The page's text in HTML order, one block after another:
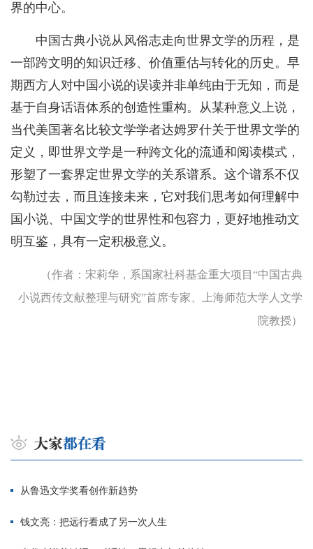
界的中心。
中国古典小说从风俗志走向世界文学的历程，是
一部跨文明的知识迁移、价值重估与转化的历史。早
期西方人对中国小说的误读并非单纯由于无知，而是
基于自身话语体系的创造性重构。从某种意义上说，
当代美国著名比较文学学者达姆罗什关于世界文学的
定义，即世界文学是一种跨文化的流通和阅读模式，
形塑了一套界定世界文学的关系谱系。这个谱系不仅
勾勒过去，而且连接未来，它对我们思考如何理解中
国小说、中国文学的世界性和包容力，更好地推动文
明互鉴，具有一定积极意义。
（作者：宋莉华，系国家社科基金重大项目“中国古典
小说西传文献整理与研究”首席专家、上海师范大学人文学
院教授）
从鲁迅文学奖看创作新趋势
钱文亮：把远行看成了另一次人生